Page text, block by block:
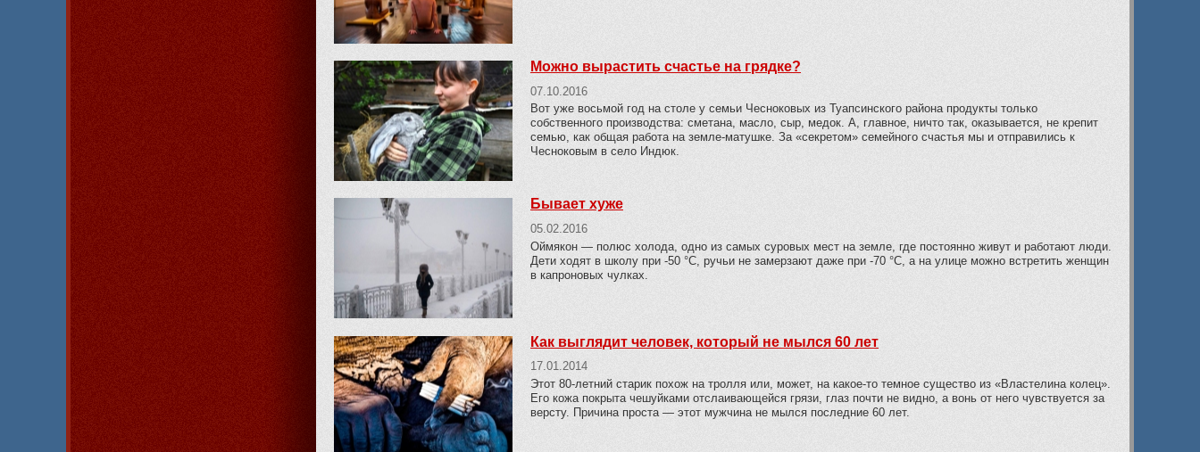
Можно вырастить счастье на грядке?
07.10.2016
Вот уже восьмой год на столе у семьи Чесноковых из Туапсинского района продукты только
собственного производства: сметана, масло, сыр, медок. А, главное, ничто так, оказывается, не крепит
семью, как общая работа на земле-матушке. За «секретом» семейного счастья мы и отправились к
Чесноковым в село Индюк.
Бывает хуже
05.02.2016
Оймякон — полюс холода, одно из самых суровых мест на земле, где постоянно живут и работают люди.
Дети ходят в школу при -50 °C, ручьи не замерзают даже при -70 °C, а на улице можно встретить женщин
в капроновых чулках.
Как выглядит человек, который не мылся 60 лет
17.01.2014
Этот 80-летний старик похож на тролля или, может, на какое-то темное существо из «Властелина колец».
Его кожа покрыта чешуйками отслаивающейся грязи, глаз почти не видно, а вонь от него чувствуется за
версту. Причина проста — этот мужчина не мылся последние 60 лет.